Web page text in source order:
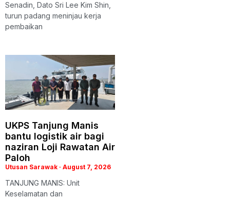
Senadin, Dato Sri Lee Kim Shin,
turun padang meninjau kerja
pembaikan
UKPS Tanjung Manis
bantu logistik air bagi
naziran Loji Rawatan Air
Paloh
Utusan Sarawak August 7, 2026
TANJUNG MANIS: Unit
Keselamatan dan